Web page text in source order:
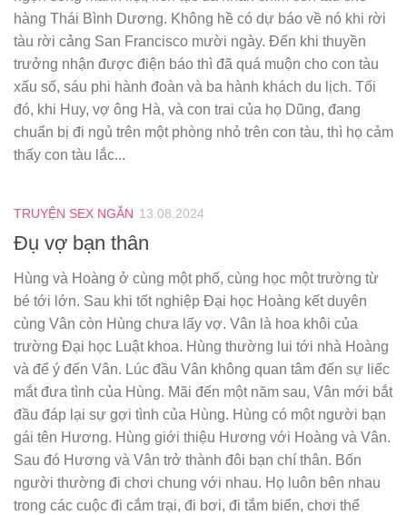
hàng Thái Bình Dương. Không hề có dự báo về nó khi rời
tàu rời cảng San Francisco mười ngày. Đến khi thuyền
trưởng nhận được điện báo thì đã quá muộn cho con tàu
xấu số, sáu phi hành đoàn và ba hành khách du lịch. Tối
đó, khi Huy, vợ ông Hà, và con trai của họ Dũng, đang
chuẩn bị đi ngủ trên một phòng nhỏ trên con tàu, thì họ cảm
thấy con tàu lắc...
TRUYỆN SEX NGẮN 13.08.2024
Đụ vợ bạn thân
Hùng và Hoàng ở cùng một phố, cùng học một trường từ
bé tới lớn. Sau khi tốt nghiệp Đại học Hoàng kết duyên
cùng Vân còn Hùng chưa lấy vợ. Vân là hoa khôi của
trường Đại học Luật khoa. Hùng thường lui tới nhà Hoàng
và để ý đến Vân. Lúc đầu Vân không quan tâm đến sự liếc
mắt đưa tình của Hùng. Mãi đến một năm sau, Vân mới bắt
đầu đáp lại sự gợi tình của Hùng. Hùng có một người bạn
gái tên Hương. Hùng giới thiệu Hương với Hoàng và Vân.
Sau đó Hương và Vân trở thành đôi bạn chí thân. Bốn
người thường đi chơi chung với nhau. Họ luôn bên nhau
trong các cuộc đi cắm trại, đi bơi, đi tắm biển, chơi thể